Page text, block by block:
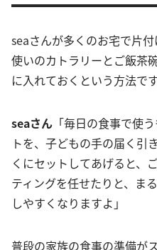
seaさんが多くのお宅で片
使いのカトラリーとご飯茶
に入れておくという方法です
seaさん 「毎日の食事で使
トを、子どもの手の届く引
くにセットしてあげると、
ティングを任せたりと、ま
しやすくなりますよ」
普段の家族の食事の準備が